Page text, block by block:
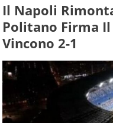
Il Napoli
Politano Firma Il
Vincono 2-1